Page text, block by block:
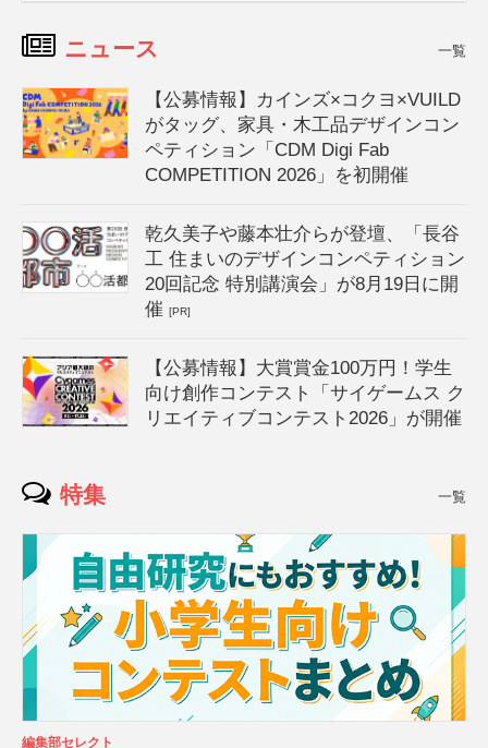
ニュース 一覧
【公募情報】カインズ×コクヨ×VUILD
がタッグ、家具・木工品デザインコン
ペティション「CDM Digi Fab
COMPETITION 2026」を初開催
乾久美子や藤本壮介らが登壇、「長谷
工 住まいのデザインコンペティション
20回記念 特別講演会」が8月19日に開
催[PR]
【公募情報】大賞賞金100万円！学生
向け創作コンテスト「サイゲームス ク
リエイティブコンテスト2026」が開催
特集 一覧
編集部セレクト